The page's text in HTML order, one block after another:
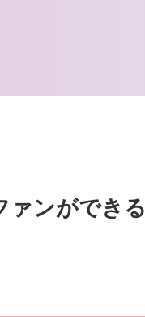
ァンができる